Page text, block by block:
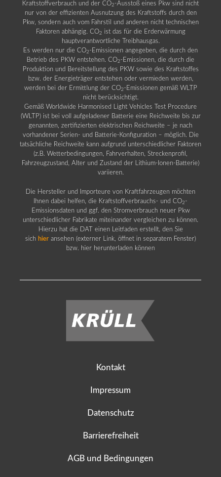
Kraftstoffverbrauch und der CO2 -Ausstoß eines Pkw sind nicht
nur von der effizienten Ausnutzung des Kraftstoffs durch den
Pkw, sondern auch vom Fahrstil und anderen nicht technischen
Faktoren abhängig. CO2 ist das für die Erderwärmung
hauptverantwortliche Treibhausgas.
Es werden nur die CO2 -Emissionen angegeben, die durch den
Betrieb des PKW entstehen. CO2 -Emissionen, die durch die
Produktion und Bereitstellung des PKW sowie des Kraftstoffes
bzw. der Energieträger entstehen oder vermieden werden,
werden bei der Ermittlung der CO2 -Emissionen gemäß WLTP
nicht berücksichtigt.
Gemäß Worldwide Harmonised Light Vehicles Test Procedure
(WLTP) ist bei voll aufgeladener Batterie eine Reichweite bis zur
genannten, zertifizierten elektrischen Reichweite – je nach
vorhandener Serien- und Batterie-Konfiguration – möglich. Die
tatsächliche Reichweite kann aufgrund unterschiedlicher Faktoren
(z.B. Wetterbedingungen, Fahrverhalten, Streckenprofil,
Fahrzeugzustand, Alter und Zustand der Lithium-Ionen-Batterie)
variieren.
Die Hersteller und Importeure von Kraftfahrzeugen möchten
Ihnen dabei helfen, die Kraftstoffverbrauchs- und CO2 -
Emissionsdaten und ggf. den Stromverbrauch neuer Pkw
unterschiedlicher Fabrikate miteinander vergleichen zu können.
Hierzu hat die DAT einen Leitfaden erstellt, den Sie
sich hier ansehen (externer Link, öffnet in separatem Fenster)
bzw. hier herunterladen können
Kontakt
Impressum
Datenschutz
Barrierefreiheit
AGB und Bedingungen